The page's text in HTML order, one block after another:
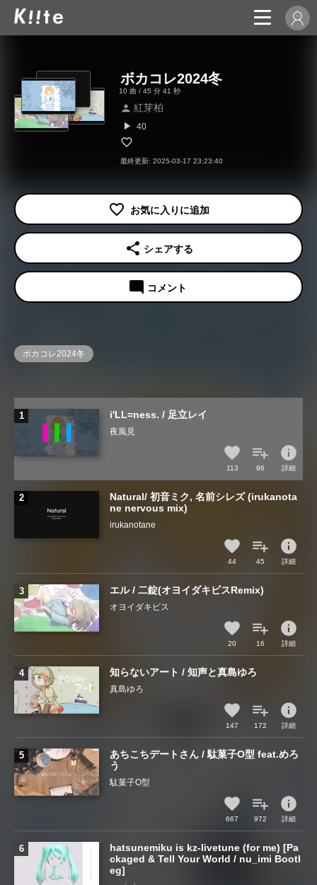
ボカコレ2024冬
10 曲 / 45 分 41 秒
person 紅芽柏
play_arrow 40
最終更新: 2025-03-17 23:23:40
share シェアする
mode_comment コメント
ボカコレ2024冬
i'LL=ness. / 足立レイ
夜風見
113 96
info
詳細
Natural/ 初音ミク, 名前シレズ (irukanota
ne nervous mix)
irukanotane
44 45
info
詳細
エル / 二錠(オヨイダキビスRemix)
オヨイダキビス
20 16
info
詳細
知らないアート / 知声と真島ゆろ
真島ゆろ
147 172
info
詳細
あちこちデートさん / 駄菓子O型 feat.めろ
う
駄菓子O型
667 972
info
詳細
hatsunemiku is kz-livetune (for me) [Pa
ckaged & Tell Your World / nu_imi Bootl
eg]